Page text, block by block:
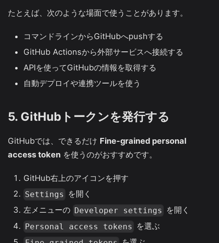
たとえば、次のような場面で使うことがあります。
コマンドラインからGitHubへpushする
GitHub Actionsから外部サービスへ接続する
APIを使ってGitHubの情報を取得する
自動デプロイや連携ツールを使う
5. GitHubトークンを発行する
GitHubでは、できるだけ Fine-grained personal
access token を使うのがおすすめです。
GitHub右上のアイコンを押す
Settings
を開く
左メニューの Developer settings を開く
Personal access tokens を選ぶ